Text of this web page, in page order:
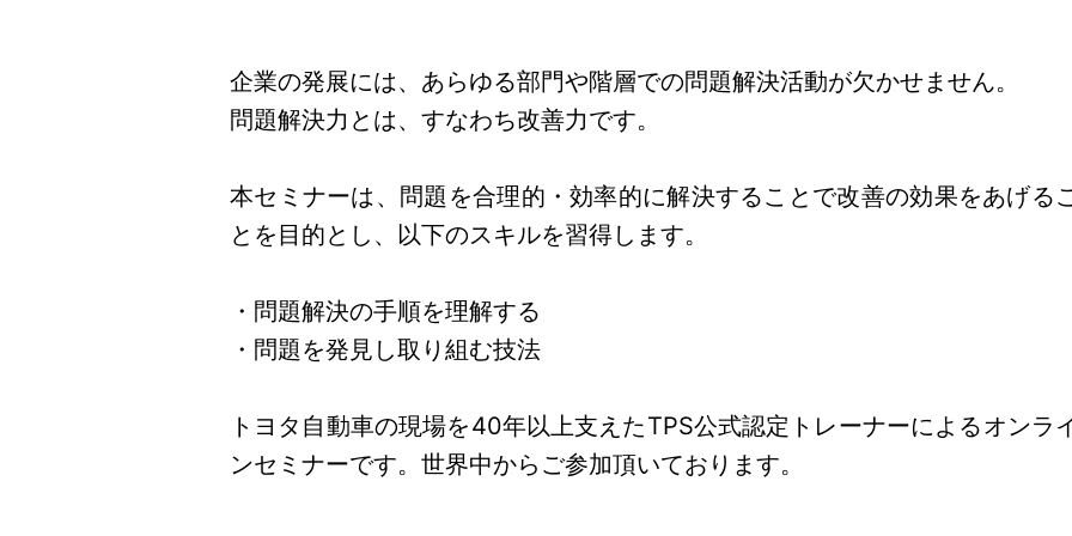
企業の発展には、あらゆる部門や階層での問題解決活動が欠かせません。
問題解決力とは、すなわち改善力です。
本セミナーは、問題を合理的・効率的に解決することで改善の効果をあげる
とを目的とし、以下のスキルを習得します。
・問題解決の手順を理解する
・問題を発見し取り組む技法
トヨタ自動車の現場を40年以上支えたTPS公式認定トレーナーによるオンラ
ンセミナーです。世界中からご参加頂いております。